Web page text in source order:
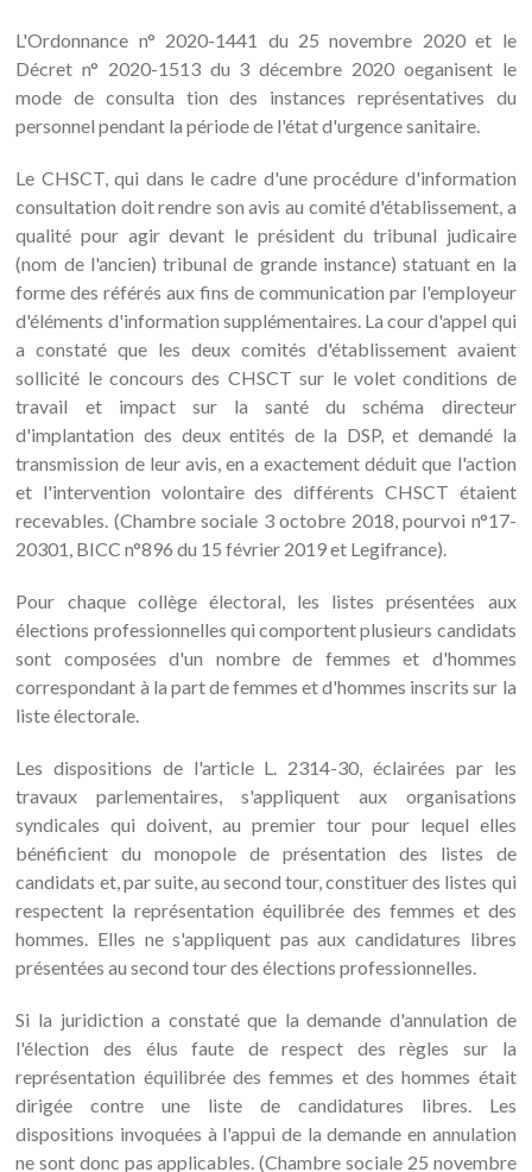
L'Ordonnance n° 2020-1441 du 25 novembre 2020 et le
Décret n° 2020-1513 du 3 décembre 2020 oeganisent le
mode de consulta tion des instances représentatives du
personnel pendant la période de l'état d'urgence sanitaire.
Le CHSCT, qui dans le cadre d'une procédure d'information
consultation doit rendre son avis au comité d'établissement, a
qualité pour agir devant le président du tribunal judicaire
(nom de l'ancien) tribunal de grande instance) statuant en la
forme des référés aux fins de communication par l'employeur
d'éléments d'information supplémentaires. La cour d'appel qui
a constaté que les deux comités d'établissement avaient
sollicité le concours des CHSCT sur le volet conditions de
travail et impact sur la santé du schéma directeur
d'implantation des deux entités de la DSP, et demandé la
transmission de leur avis, en a exactement déduit que l'action
et l'intervention volontaire des différents CHSCT étaient
recevables. (Chambre sociale 3 octobre 2018, pourvoi n°17-
20301, BICC n°896 du 15 février 2019 et Legifrance).
Pour chaque collège électoral, les listes présentées aux
élections professionnelles qui comportent plusieurs candidats
sont composées d'un nombre de femmes et d'hommes
correspondant à la part de femmes et d'hommes inscrits sur la
liste électorale.
Les dispositions de l'article L. 2314-30, éclairées par les
travaux parlementaires, s'appliquent aux organisations
syndicales qui doivent, au premier tour pour lequel elles
bénéficient du monopole de présentation des listes de
candidats et, par suite, au second tour, constituer des listes qui
respectent la représentation équilibrée des femmes et des
hommes. Elles ne s'appliquent pas aux candidatures libres
présentées au second tour des élections professionnelles.
Si la juridiction a constaté que la demande d'annulation de
l'élection des élus faute de respect des règles sur la
représentation équilibrée des femmes et des hommes était
dirigée contre une liste de candidatures libres. Les
dispositions invoquées à l'appui de la demande en annulation
ne sont donc pas applicables. (Chambre sociale 25 novembre